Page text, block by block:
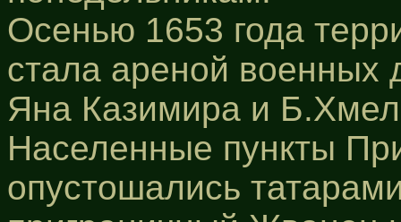
Осенью 1653 года
стала ареной военных
Яна Казимира и
Населенные пункты
опустошались